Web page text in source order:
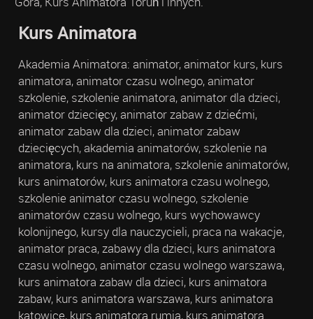
Kurs Animatora
Akademia Animatora: animator, animator kurs, kurs
animatora, animator czasu wolnego, animator
szkolenie, szkolenie animatora, animator dla dzieci,
animator dziecięcy, animator zabaw z dziećmi,
animator zabaw dla dzieci, animator zabaw
dziecięcych, akademia animatorów, szkolenie na
animatora, kurs na animatora, szkolenie animatorów,
kurs animatorów, kurs animatora czasu wolnego,
szkolenie animator czasu wolnego, szkolenie
animatorów czasu wolnego, kurs wychowawcy
kolonijnego, kursy dla nauczycieli, praca na wakacje,
animator praca, zabawy dla dzieci, kurs animatora
czasu wolnego, animator czasu wolnego warszawa,
kurs animatora zabaw dla dzieci, kurs animatora
zabaw, kurs animatora warszawa, kurs animatora
katowice, kurs animatora rumia, kurs animatora